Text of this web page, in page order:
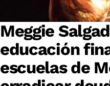
Meggie
educación
escuelas de